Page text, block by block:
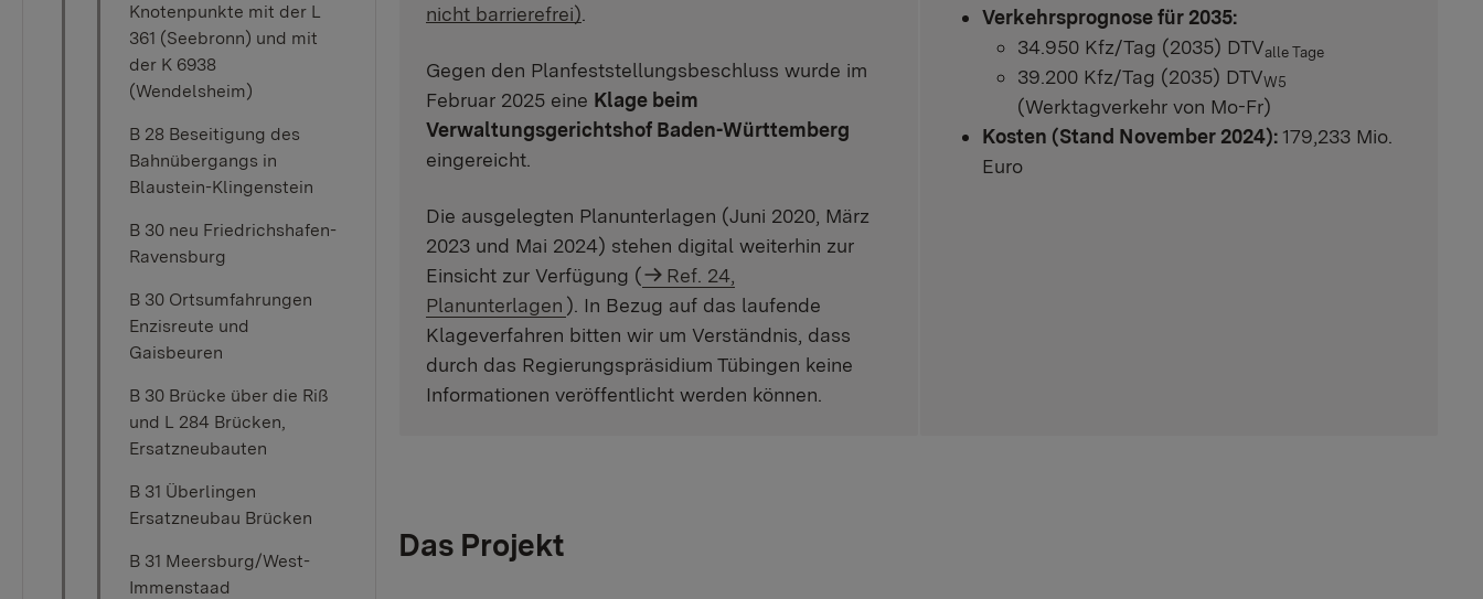
Knotenpunkte mit der L
361 (Seebronn) und mit
der K 6938
(Wendelsheim)
B 28 Beseitigung des
Bahnübergangs in
Blaustein-Klingenstein
B 30 neu Friedrichshafen-
Ravensburg
B 30 Ortsumfahrungen
Enzisreute und
Gaisbeuren
B 30 Brücke über die Riß
und L 284 Brücken,
Ersatzneubauten
B 31 Überlingen
Ersatzneubau Brücken
B 31 Meersburg/West-
Immenstaad
nicht barrierefrei)
Gegen den Planfeststellungsbeschluss wurde im
Februar 2025 eine Klage beim
Verwaltungsgerichtshof Baden-Württemberg
eingereicht.
Die ausgelegten Planunterlagen (Juni 2020, März
2023 und Mai 2024) stehen digital weiterhin zur
Einsicht zur Verfügung (
Ref. 24,
Planunterlagen ). In Bezug auf das laufende
Klageverfahren bitten wir um Verständnis, dass
durch das Regierungspräsidium Tübingen keine
Informationen veröffentlicht werden können.
Verkehrsprognose für 2035:
34.950 Kfz/Tag (2035) DTValle Tage
39.200 Kfz/Tag (2035) DTVW5
(Werktagverkehr von Mo-Fr)
Kosten (Stand November 2024): 179,233 Mio.
Euro
Das Projekt